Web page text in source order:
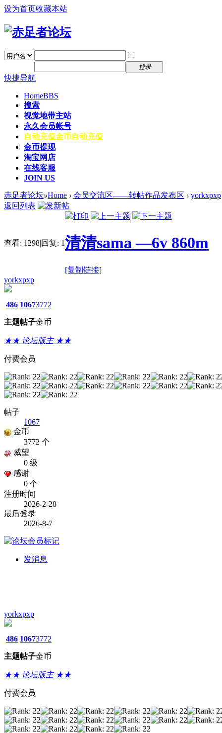
设为首页收藏本站
登录
快捷导航
HomeBBS
搜索
视觉地带主站
永久会员帐号
自动充值金币自动充值
金币提现
淘宝网店
在线客服
JOIN US
赤足者论坛»Home › 会员交流区——转帖作品发布区 › yorkxpxp
返回列表
查看: 1298|回复: 1清清sama —6v 860m
[复制链接]
yorkxpxp
486
主题
1067
帖子
3772
金币
★★ 论坛版主 ★★
付费会员
帖子
1067
金币
3772 个
威望
0 级
感谢
0 个
注册时间
2026-2-28
最后登录
2026-8-7
发消息
yorkxpxp
486
主题
1067
帖子
3772
金币
★★ 论坛版主 ★★
付费会员